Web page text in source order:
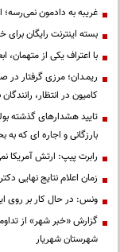
غریبه به دادمون نمی‌رسه؛
بسته اینترنت رایگان برای
با اعتراف یکی از متهمان،
کامیون در انتظار،
تایید هشدارهای گذشته
بارزگانی و اجاره ای که به
رابرت پیپ: ارتش آمریکا
زمان اعلام نتایج
ونس: در حال کار بر روی
گزارش «خبر شهر» از
شهرستان شهریار